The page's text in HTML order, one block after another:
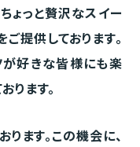
ょっと贅沢なスイー
提供しております。
が好きな皆様にも楽
ります。
ます。この機会に、